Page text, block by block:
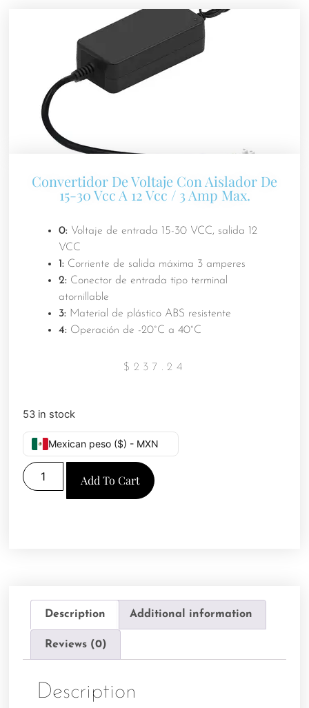
Convertidor De Voltaje Con Aislador De
15-30 Vcc A 12 Vcc / 3 Amp Max.
0: Voltaje de entrada 15-30 VCC, salida 12
VCC
1: Corriente de salida máxima 3 amperes
2: Conector de entrada tipo terminal
atornillable
3: Material de plástico ABS resistente
4: Operación de -20°C a 40°C
$ 237.24
53 in stock
Mexican peso ($) - MXN
Add To Cart
Description Additional information
Reviews (0)
Description